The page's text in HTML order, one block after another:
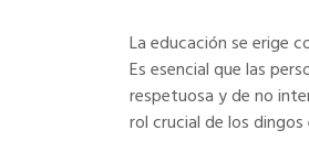
La educación se erige
Es esencial que las
respetuosa y de no
rol crucial de los